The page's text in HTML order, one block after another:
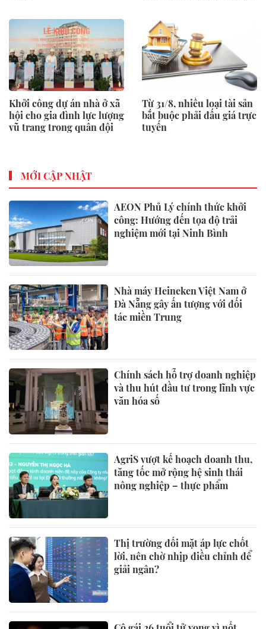
Khởi công dự án nhà ở xã
hội cho gia đình lực lượng
vũ trang trong quân đội
Từ 31/8, nhiều loại tài sản
bắt buộc phải đấu giá trực
tuyến
MỚI CẬP NHẬT
AEON Phủ Lý chính thức khởi
công: Hướng đến tọa độ trải
nghiệm mới tại Ninh Bình
Nhà máy Heineken Việt Nam ở
Đà Nẵng gây ấn tượng với đối
tác miền Trung
Chính sách hỗ trợ doanh nghiệp
và thu hút đầu tư trong lĩnh vực
văn hóa số
AgriS vượt kế hoạch doanh thu,
tăng tốc mở rộng hệ sinh thái
nông nghiệp – thực phẩm
Thị trường đối mặt áp lực chốt
lời, nên chờ nhịp điều chỉnh để
giải ngân?